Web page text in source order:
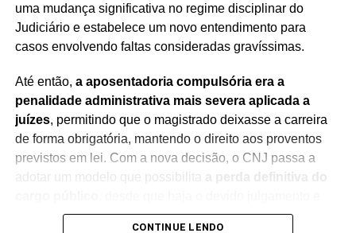
uma mudança significativa no regime disciplinar do
Judiciário e estabelece um novo entendimento para
casos envolvendo faltas consideradas gravíssimas.
Até então, a aposentadoria compulsória era a
penalidade administrativa mais severa aplicada a
juízes, permitindo que o magistrado deixasse a carreira
de forma obrigatória, mantendo o direito aos proventos
previstos em lei. Com a nova decisão, o CNJ passa a
adotar um modelo que possibilita
a perda definitiva do
observância das regras constitucionais.
CONTINUE LENDO